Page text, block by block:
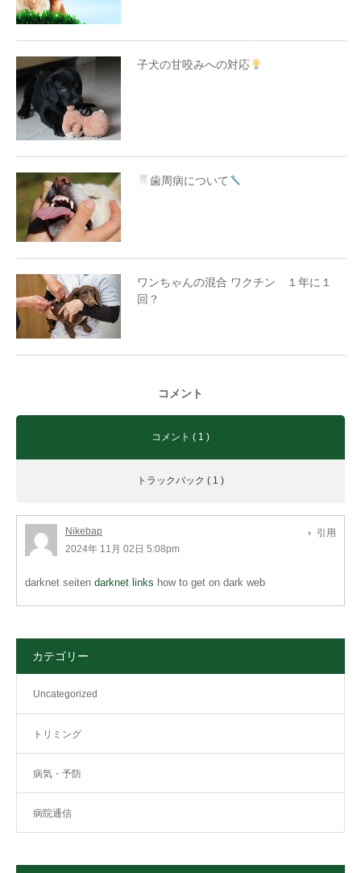
子犬の甘咬みへの対応
歯周病について
ワンちゃんの混合 ワクチン １年に１
回？
コメント
コメント ( 1 )
トラックバック ( 1 )
Nikebap
2024年 11月 02日 5:08pm
引用
darknet seiten darknet links how to get on dark web
カテゴリー
Uncategorized
トリミング
病気・予防
病院通信